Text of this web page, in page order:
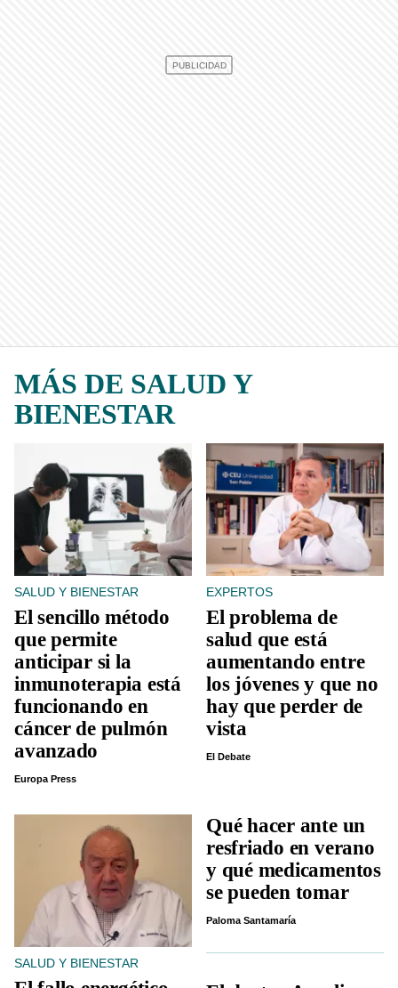
MÁS DE SALUD Y
BIENESTAR
SALUD Y BIENESTAR
El sencillo método
que permite
anticipar si la
inmunoterapia está
funcionando en
cáncer de pulmón
avanzado
Europa Press
EXPERTOS
El problema de
salud que está
aumentando entre
los jóvenes y que no
hay que perder de
vista
El Debate
SALUD Y BIENESTAR
Qué hacer ante un
resfriado en verano
y qué medicamentos
se pueden tomar
Paloma Santamaría